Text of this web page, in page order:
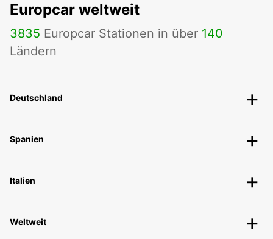
Europcar weltweit
3835 Europcar Stationen in über 140
Ländern
Deutschland
Spanien
Italien
Weltweit